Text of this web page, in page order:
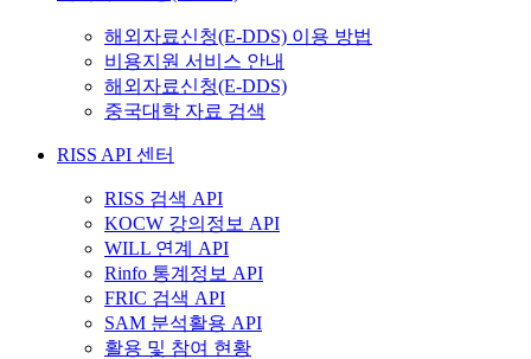
해외자료신청(E-DDS) 이용 방법
비용지원 서비스 안내
해외자료신청(E-DDS)
중국대학 자료 검색
RISS API 센터
RISS 검색 API
KOCW 강의정보 API
WILL 연계 API
Rinfo 통계정보 API
FRIC 검색 API
SAM 분석활용 API
활용 및 참여 현황